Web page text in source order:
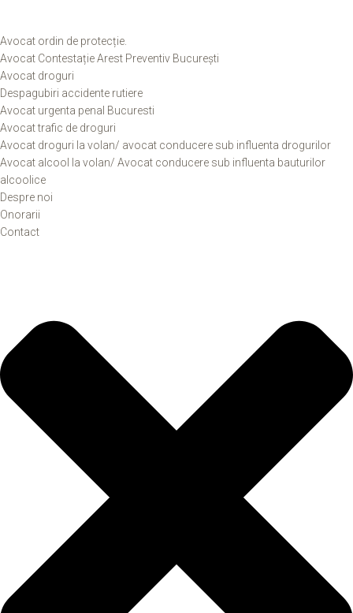
Avocat ordin de protecție.
Avocat Contestație Arest Preventiv București
Avocat droguri
Despagubiri accidente rutiere
Avocat urgenta penal Bucuresti
Avocat trafic de droguri
Avocat droguri la volan/ avocat conducere sub influenta drogurilor
Avocat alcool la volan/ Avocat conducere sub influenta bauturilor
alcoolice
Despre noi
Onorarii
Contact